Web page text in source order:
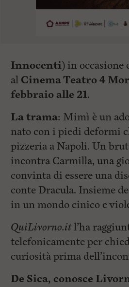
Innocenti) in occasione
al Cinema Teatro 4
febbraio alle 21.
La trama: Mimì è un
nato con i piedi deformi
pizzeria a Napoli. Un
incontra Carmilla, una
convinta di essere una
conte Dracula. Insieme
in un mondo cinico e
QuiLivorno.itl’ha
telefonicamente per
curiosità prima
De Sica, conosce